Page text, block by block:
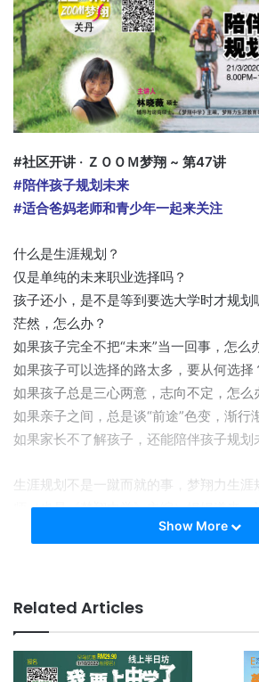
#社区开讲 · ＺＯＯＭ梦翔 ~ 第47讲
#陪伴孩子规划未来
#适合爸妈老师和青少年一起来关注
什么是生涯规划？
仅是单纯的未来职业选择吗？
孩子还小，是不是等到要选大学时才规划
茫然，怎么办？
如果孩子完全不把“未来”当一回事，怎么
如果孩子可以选择的路太多，要从何选择
如果孩子总是三心两意，志向不定，怎么
如果亲子之间，总是谈“前途”色变，渐行
如果家长不了解孩子，还能陪伴孩子规划
生涯规划不是一蹴而就的事，梦翔力生
师（也是《梦翔中学》主编）娓娓道来，
陪伴孩子找到属于他的未来！
日期/时间：21/03/2021，8-10pm
延伸阅读——林晓薇老师其他视频回顾
Show More
Related Articles